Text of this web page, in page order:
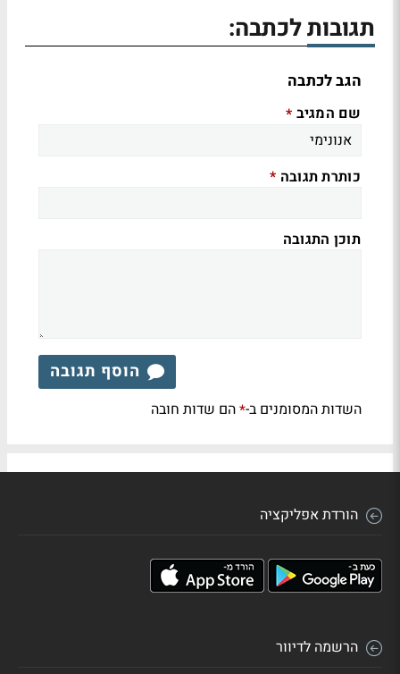
תגובות לכתבה:
הגב לכתבה
שם המגיב *
כותרת תגובה *
תוכן התגובה
הוסף תגובה
השדות המסומנים ב-*הם שדות חובה
הורדת אפליקציה
הרשמה לדיוור